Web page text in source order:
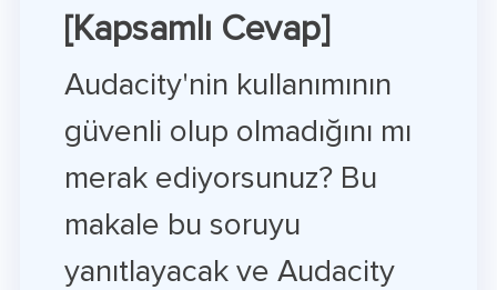
[Kapsamlı Cevap]
Audacity'nin kullanımının
güvenli olup olmadığını mı
merak ediyorsunuz? Bu
makale bu soruyu
yanıtlayacak ve Audacity